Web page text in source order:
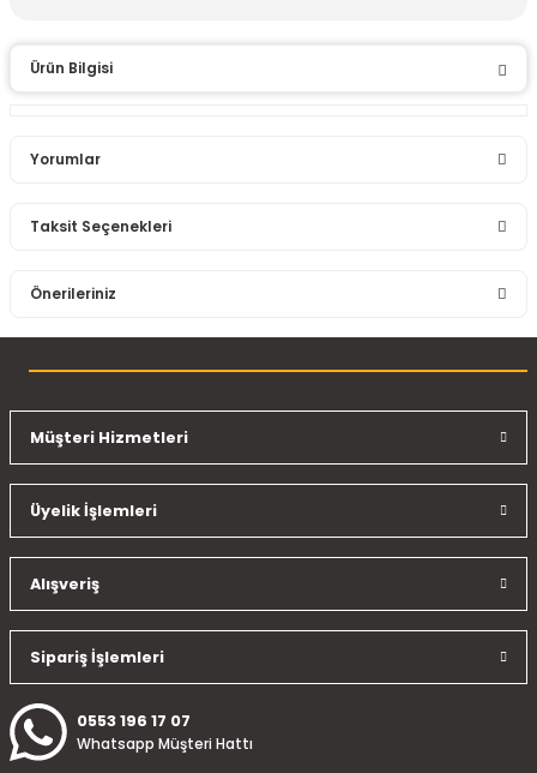
Ürün Bilgisi
Yorumlar
Taksit Seçenekleri
Önerileriniz
konularda yetersiz gördüğünüz noktaları öneri formunu
Ürün resmi kalitesiz, bozuk veya görüntülenemiyor.
Ürün açıklamasında eksik bilgiler bulunuyor.
Ürün fiyatı diğer sitelerden daha pahalı.
Bu ürüne benzer farklı alternatifler olmalı.
Müşteri Hizmetleri
Üyelik İşlemleri
Alışveriş
Sipariş İşlemleri
0553 196 17 07
Whatsapp Müşteri Hattı